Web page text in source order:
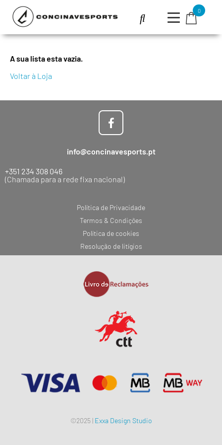
0
A sua lista esta vazia.
Voltar à Loja
Política de Privacidade
Termos & Condições
Política de cookies
Resolução de litígios
info@concinavesports.pt
+351 234 308 046
(Chamada para a rede fixa nacional)
©2025 | Exxa Design Studio